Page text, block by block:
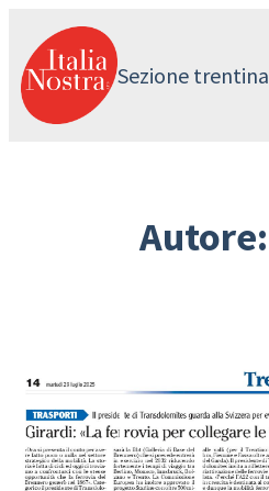
contenuto
Sezione trentina
Autore: